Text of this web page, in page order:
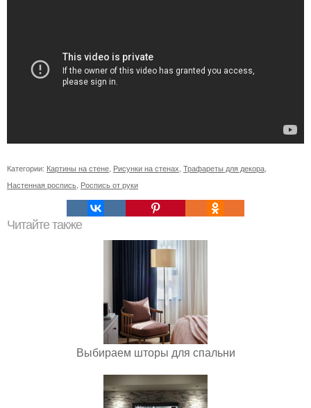
Категории: Картины на стене Рисунки на стенах Трафареты для декора
Настенная роспись Роспись от руки
Читайте также
Выбираем шторы для спальни